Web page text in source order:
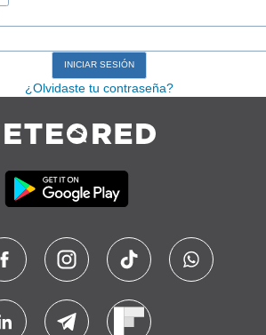
¿Olvidaste tu contraseña?